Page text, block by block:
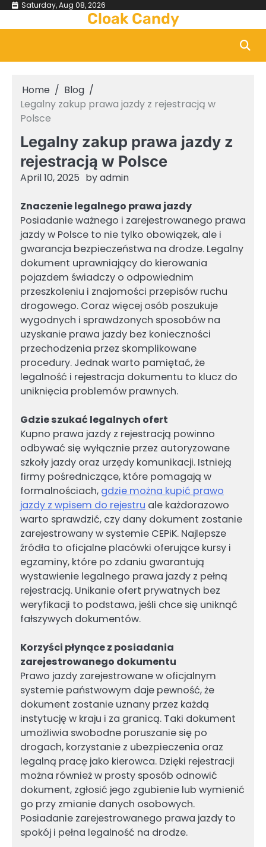
Skip Saturday, Aug 08, 2026
Cloak Candy
Home
Blog
Legalny zakup prawa jazdy z rejestracją w
Polsce
Legalny zakup prawa jazdy z
rejestracją w Polsce
April 10, 2025 byadmin
Znaczenie legalnego prawa jazdy
Posiadanie ważnego i zarejestrowanego prawa
jazdy w Polsce to nie tylko obowiązek, ale i
gwarancja bezpieczeństwa na drodze. Legalny
dokument uprawniający do kierowania
pojazdem świadczy o odpowiednim
przeszkoleniu i znajomości przepisów ruchu
drogowego. Coraz więcej osób poszukuje
wygodnych i sprawdzonych sposobów na
uzyskanie prawa jazdy bez konieczności
przechodzenia przez skomplikowane
procedury. Jednak warto pamiętać, że
legalność i rejestracja dokumentu to klucz do
uniknięcia problemów prawnych.
Gdzie szukać legalnych ofert
Kupno prawa jazdy z rejestracją powinno
odbywać się wyłącznie przez autoryzowane
szkoły jazdy oraz urzędy komunikacji. Istnieją
firmy pośredniczące, które pomagają w
formalnościach, gdzie można kupić prawo
jazdy z wpisem do rejestru ale każdorazowo
warto sprawdzić, czy dany dokument zostanie
zarejestrowany w systemie CEPiK. Najlepsze
źródła to oficjalne placówki oferujące kursy i
egzaminy, które po zdaniu gwarantują
wystawienie legalnego prawa jazdy z pełną
rejestracją. Unikanie ofert prywatnych bez
weryfikacji to podstawa, jeśli chce się uniknąć
fałszywych dokumentów.
Korzyści płynące z posiadania
zarejestrowanego dokumentu
Prawo jazdy zarejestrowane w oficjalnym
systemie państwowym daje pewność, że
dokument zostanie uznany przez każdą
instytucję w kraju i za granicą. Taki dokument
umożliwia swobodne poruszanie się po
drogach, korzystanie z ubezpieczenia oraz
legalną pracę jako kierowca. Dzięki rejestracji
można również w prosty sposób odnowić
dokument, zgłosić jego zgubienie lub wymienić
go przy zmianie danych osobowych.
Posiadanie zarejestrowanego prawa jazdy to
spokój i pełna legalność na drodze.